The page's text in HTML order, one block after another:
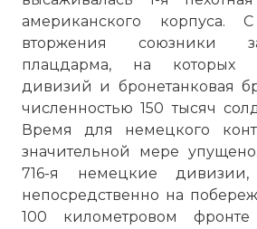
американского корпуса.
вторжения союзники
плацдарма, на которых
дивизий и бронетанковая
численностью 150 тысяч
Время для немецкого
значительной мере
716-я немецкие дивизии,
непосредственно на
100 километровом